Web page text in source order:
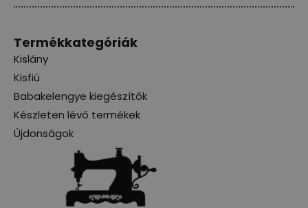
Termékkategóriák
Kislány
Kisfiú
Babakelengye kiegészítők
Készleten lévő termékek
Újdonságok